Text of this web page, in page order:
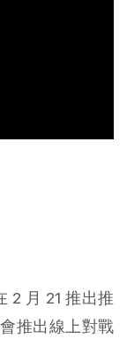
2 月 21 推出推
推出線上對戰